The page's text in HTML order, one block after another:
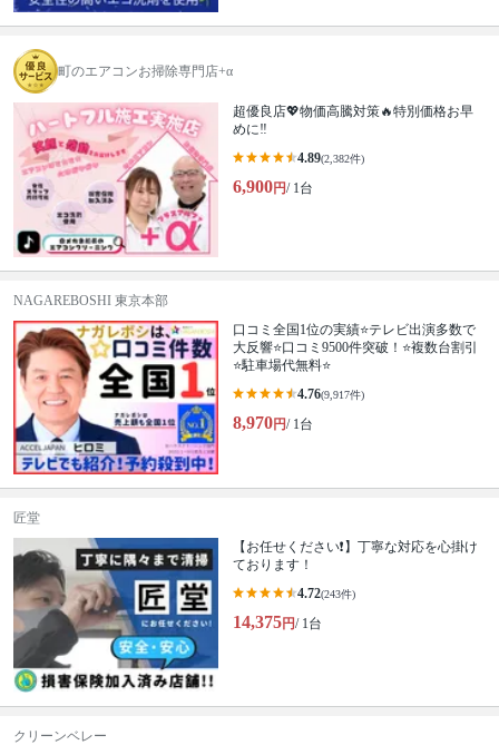
町のエアコンお掃除専門店+α
超優良店💖物価高騰対策🔥特別価格お早
めに‼️
4.89(2,382件)
6,900円/ 1台
NAGAREBOSHI 東京本部
口コミ全国1位の実績⭐テレビ出演多数で
大反響⭐口コミ9500件突破！⭐複数台割引
⭐駐車場代無料⭐
4.76(9,917件)
8,970円/ 1台
匠堂
【お任せください❗️】丁寧な対応を心掛け
ております！
4.72(243件)
14,375円/ 1台
クリーンベレー